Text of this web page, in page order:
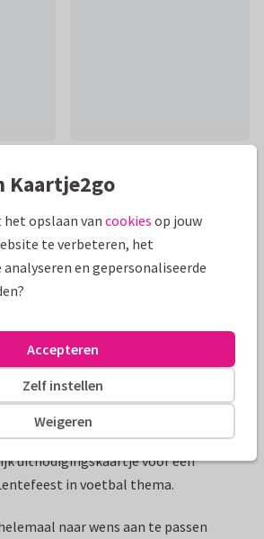
je kaart
uitnodigingskaartje voor een
in voetbal thema.
naar wens aan te passen
Kaartje2go
het opslaan van cookies op jouw
te verbeteren, het
en gepersonaliseerde
Weigeren
Zelf instellen
Accepteren